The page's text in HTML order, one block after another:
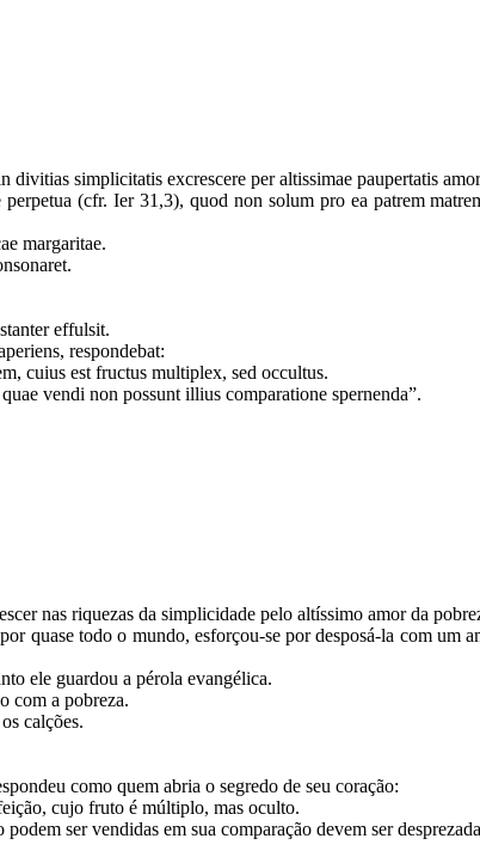
simplicitatis excrescere per altissimae paupertatis
(cfr. Ier 31,3), quod non solum pro ea patrem
margaritae.
effulsit.
respondebat:
cuius est fructus multiplex, sed occultus.
vendi non possunt illius comparatione spernenda”.
nas riquezas da simplicidade pelo altíssimo amor da
quase todo o mundo, esforçou-se por desposá-la com um
ele guardou a pérola evangélica.
com a pobreza.
calções.
como quem abria o segredo de seu coração:
cujo fruto é múltiplo, mas oculto.
ser vendidas em sua comparação devem ser